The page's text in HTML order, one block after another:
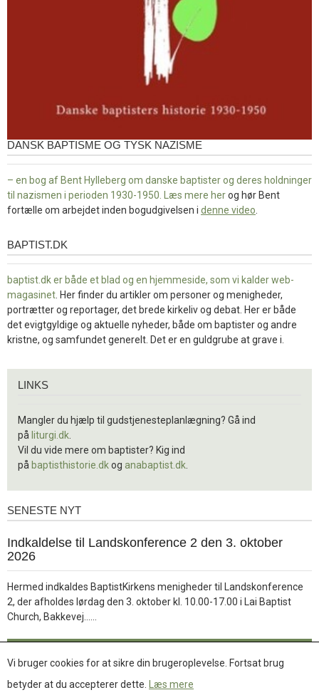
DANSK BAPTISME OG TYSK NAZISME
– en bog af Bent Hylleberg om danske baptister og deres holdninger
til nazismen i perioden 1930-1950. Læs mere herog hør Bent
fortælle om arbejdet inden bogudgivelsen i denne video
baptist.dk
BAPTIST.DK
baptist.dk er både et blad og en hjemmeside, som vi kalder web-
magasinet . Her finder du artikler om personer og menigheder,
portrætter og reportager, det brede kirkeliv og debat. Her er både
det evigtgyldige og aktuelle nyheder, både om baptister og andre
kristne, og samfundet generelt. Det er en guldgrube at grave i.
LINKS
Mangler du hjælp til gudstjenesteplanlægning? Gå ind
på liturgi.dk
Vil du vide mere om baptister? Kig ind
på baptisthistorie.dkog anabaptist.dk
Seneste
SENESTE NYT
1.
jul.
Indkaldelse til Landskonference 2 den 3. oktober
2026
Hermed indkaldes BaptistKirkens menigheder til Landskonference
2, der afholdes lørdag den 3. oktober kl. 10.00-17.00 i Lai Baptist
Church, Bakkevej……
Læs mere
Vi bruger cookies for at sikre din brugeroplevelse. Fortsat brug
betyder at du accepterer dette.
Læs mere